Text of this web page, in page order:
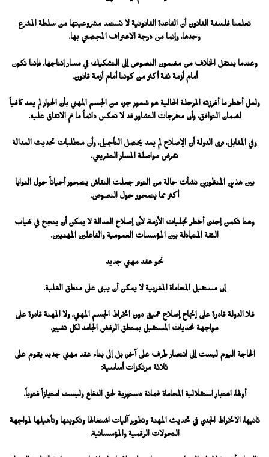
تعلمنا فلسفة القانون أن القاعدة القانونية لا تستمد مشروعيتها من سلطة المشرع
وحدها، وإنما من درجة الاعتراف المجتمعي بها.
وعندما ينتقل الخلاف من مضمون النصوص إلى التشكيك في مسار إنتاجها، فإننا نكون
أمام أزمة ثقة أكثر من كوننا أمام أزمة قانون.
ولعل أخطر ما أفرزته المرحلة الحالية هو شعور جزء من الجسم المهني بأن الحوار لم يعد كافياً
لضمان التوافق، وأن مخرجات التشاور قد لا تعكس دائماً ما تم الاتفاق عليه.
وفي المقابل، ترى الدولة أن الإصلاح لم يعد يحتمل التأجيل، وأن متطلبات تحديث العدالة
تفرض مواصلة المسار التشريعي.
بين هذين المنظورين نشأت حالة من التوتر جعلت النقاش يتمحور أحياناً حول النوايا
أكثر مما يتمحور حول النصوص.
وهنا تكمن إحدى أخطر تجليات الأزمة، لأن إصلاح العدالة لا يمكن أن ينجح في غياب
الثقة المتبادلة بين المؤسسات العمومية والفاعلين المهنيين.
نحو عقد مهني جديد
إن مستقبل المحاماة المغربية لا يمكن أن يبنى على منطق الغلبة.
فلا الدولة قادرة على إنجاح إصلاح عميق دون انخراط الجسم المهني، ولا المهنة قادرة على
مواجهة تحديات المستقبل بمنطق الرفض الجامد لكل تغيير.
الحاجة اليوم ليست إلى انتصار طرف على آخر، بل إلى بناء عقد مهني جديد يقوم على
ثلاثة مرتكزات أساسية:
أولها، اعتبار استقلالية المحاماة ضمانة دستورية لحق الدفاع وليست امتيازاً فئوياً.
ثانيها، الانخراط الجدي في تحديث المهنة وتطوير آليات اشتغالها وتكوينها وتأهيلها لمواجهة
التحولات الرقمية والمؤسساتية.